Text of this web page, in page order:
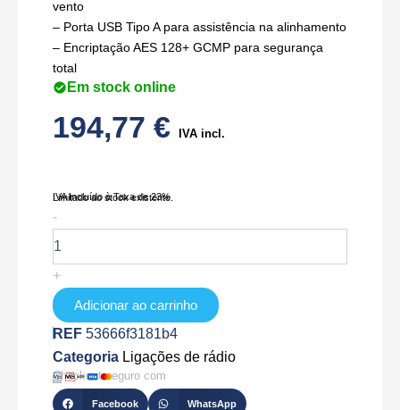
vento
– Porta USB Tipo A para assistência na alinhamento
– Encriptação AES 128+ GCMP para segurança
total
Em stock online
194,77 € IVA incl.
IVA Incluído à Taxa de 23%
Limitado ao stock existente.
-
de
TNA-
303L-
65-
+
Adicionar ao carrinho
REF 53666f3181b4
Categoria Ligações de rádio
Checkout seguro com
Facebook WhatsApp